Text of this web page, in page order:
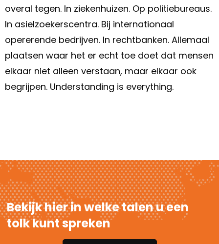
overal tegen. In ziekenhuizen. Op politiebureaus.
In asielzoekerscentra. Bij internationaal
opererende bedrijven. In rechtbanken. Allemaal
plaatsen waar het er echt toe doet dat mensen
elkaar niet alleen verstaan, maar elkaar ook
begrijpen. Understanding is everything.
Bekijk hier in welke talen u een
tolk kunt spreken